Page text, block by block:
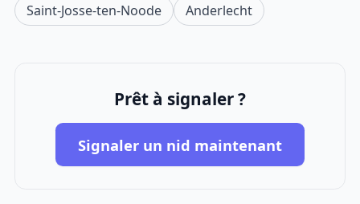
Saint-Josse-ten-Noode
Anderlecht
Prêt à signaler ?
Signaler un nid maintenant